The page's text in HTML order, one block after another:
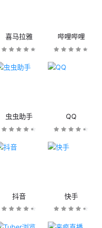
喜马拉雅 哔哩哔哩
虫虫助手 QQ
抖音 快手